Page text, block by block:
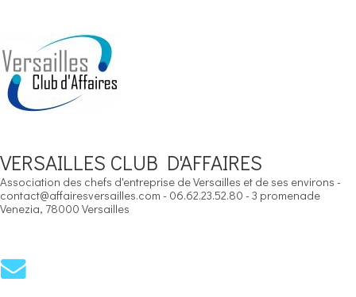
VERSAILLES CLUB D'AFFAIRES
Association des chefs d'entreprise de Versailles et de ses environs -
contact@affairesversailles.com - 06.62.23.52.80 - 3 promenade
Venezia, 78000 Versailles